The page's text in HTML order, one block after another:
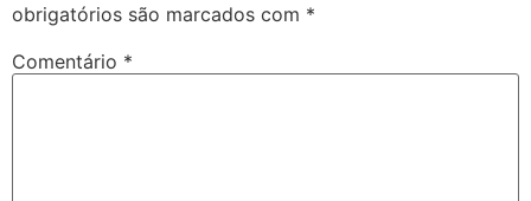
obrigatórios são marcados com *
Comentário *